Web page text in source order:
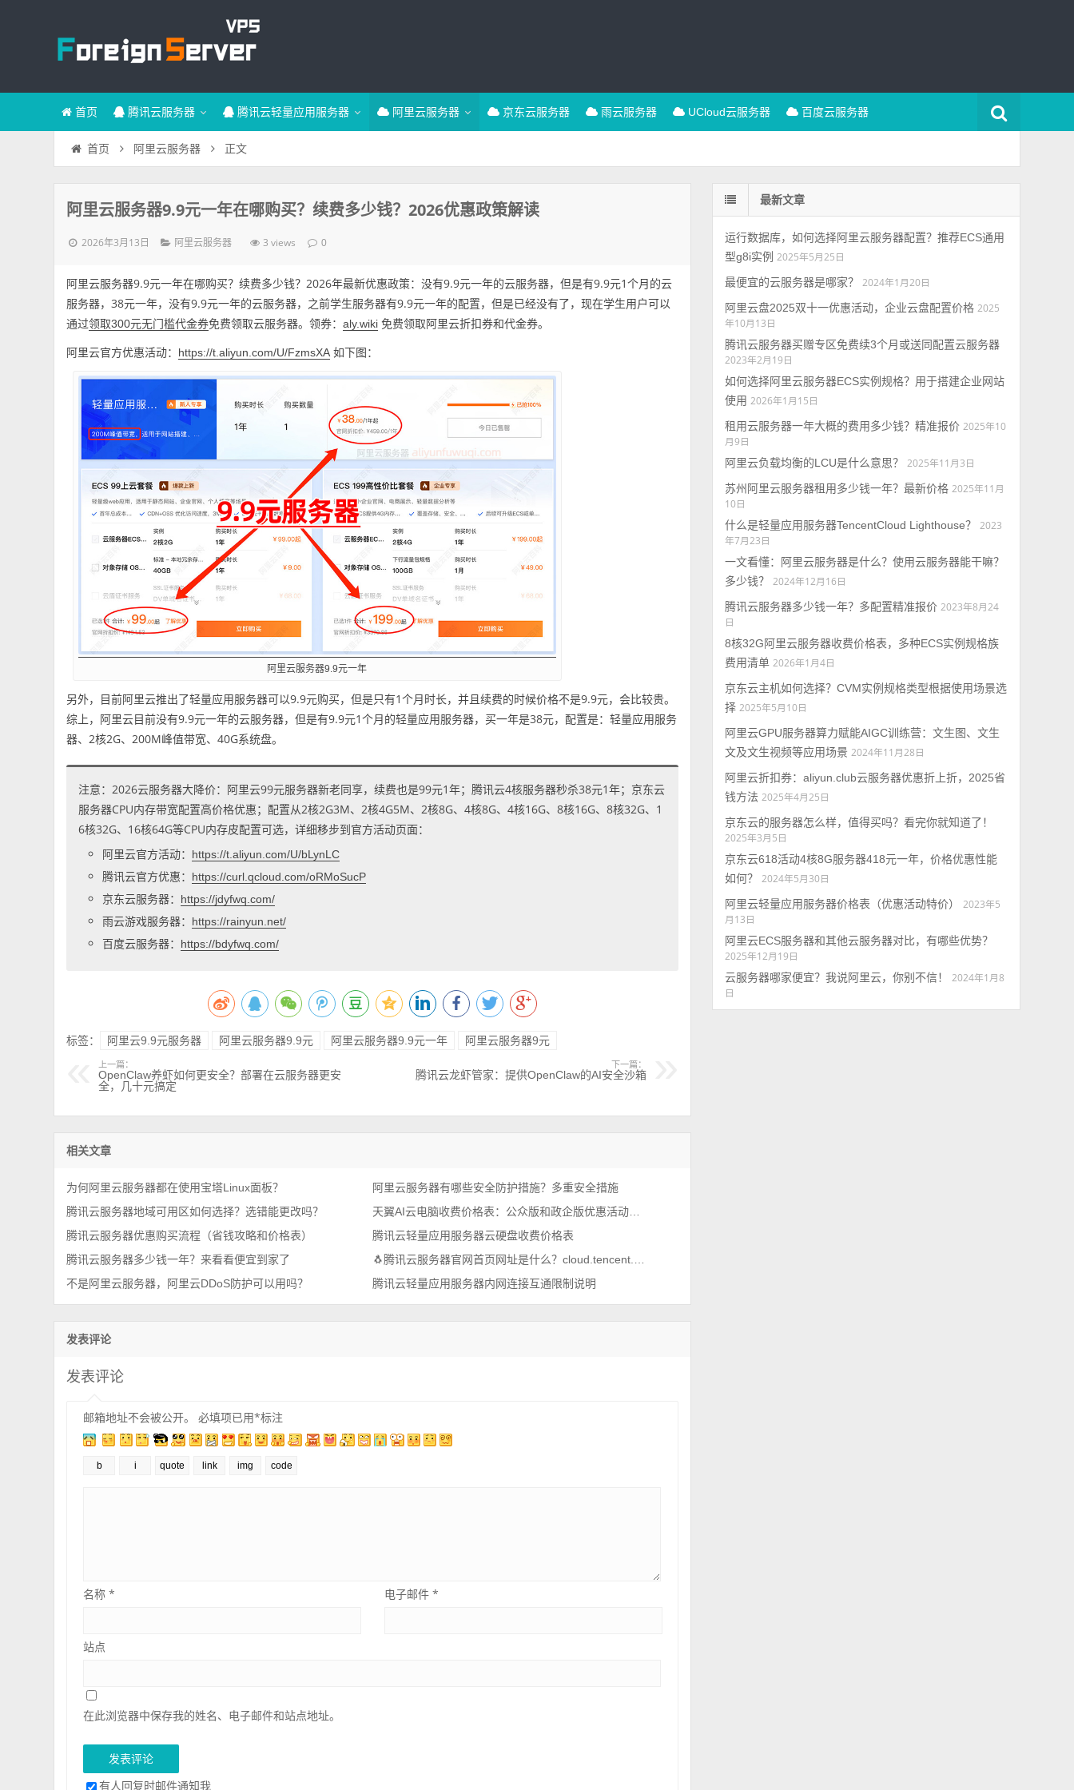
首页 腾讯云服务器 腾讯云轻量应用服务器 阿里云服务器 京东云服务器 雨云服务器 UCloud云服务器 百度云服务器
首页 阿里云服务器 正文
阿里云服务器9.9元一年在哪购买？续费多少钱？2026优惠政策解读
2026年3月13日 阿里云服务器 3 views 0
阿里云服务器9.9元一年在哪购买？续费多少钱？2026年最新优惠政策：没有9.9元一年的云服务器，但是有9.9元1个月的云
服务器，38元一年，没有9.9元一年的云服务器，之前学生服务器有9.9元一年的配置，但是已经没有了，现在学生用户可以
通过领取300元无门槛代金券免费领取云服务器。领券：aly.wiki 免费领取阿里云折扣券和代金券。
阿里云官方优惠活动：
https://t.aliyun.com/U/FzmsXA如下图：
阿里云服务器9.9元一年
另外，目前阿里云推出了轻量应用服务器可以9.9元购买，但是只有1个月时长，并且续费的时候价格不是9.9元，会比较贵。
综上，阿里云目前没有9.9元一年的云服务器，但是有9.9元1个月的轻量应用服务器，买一年是38元，配置是：轻量应用服务
器、2核2G、200M峰值带宽、40G系统盘。
注意：2026云服务器大降价：阿里云99元服务器新老同享，续费也是99元1年；腾讯云4核服务器秒杀38元1年；京东云
服务器CPU内存带宽配置高价格优惠；配置从2核2G3M、2核4G5M、2核8G、4核8G、4核16G、8核16G、8核32G、1
6核32G、16核64G等CPU内存皮配置可选，详细移步到官方活动页面：
阿里云官方活动：
https://t.aliyun.com/U/bLynLC
腾讯云官方优惠： https://curl.qcloud.com/oRMoSucP
京东云服务器： https://jdyfwq.com/
雨云游戏服务器： https://rainyun.net/
百度云服务器： https://bdyfwq.com/
标签： 阿里云9.9元服务器 阿里云服务器9.9元 阿里云服务器9.9元一年 阿里云服务器9元
上一篇：
OpenClaw养虾如何更安全？部署在云服务器更安
全，几十元搞定
下一篇：
腾讯云龙虾管家：提供OpenClaw的AI安全沙箱
相关文章
为何阿里云服务器都在使用宝塔Linux面板？
阿里云服务器有哪些安全防护措施？多重安全措施
腾讯云服务器地域可用区如何选择？选错能更改吗？
腾讯云服务器优惠购买流程（省钱攻略和价格表）
腾讯云轻量应用服务器云硬盘收费价格表
腾讯云服务器多少钱一年？来看看便宜到家了
不是阿里云服务器，阿里云DDoS防护可以用吗？
腾讯云轻量应用服务器内网连接互通限制说明
发表评论
发表评论
邮箱地址不会被公开。 必填项已用*标注
名称* 电子邮件 *
站点
在此浏览器中保存我的姓名、电子邮件和站点地址。
有人回复时邮件通知我
最新文章
运行数据库，如何选择阿里云服务器配置？推荐ECS通用
型g8i实例 2025年5月25日
最便宜的云服务器是哪家？
2024年1月20日
阿里云盘2025双十一优惠活动，企业云盘配置价格 2025
年10月13日
腾讯云服务器买赠专区免费续3个月或送同配置云服务器
2023年2月19日
如何选择阿里云服务器ECS实例规格？用于搭建企业网站
使用 2026年1月15日
租用云服务器一年大概的费用多少钱？精准报价 2025年10
月9日
阿里云负载均衡的LCU是什么意思？
2025年11月3日
苏州阿里云服务器租用多少钱一年？最新价格 2025年11月
10日
什么是轻量应用服务器TencentCloud Lighthouse？
2023
年7月23日
一文看懂：阿里云服务器是什么？使用云服务器能干嘛？
多少钱？
2024年12月16日
腾讯云服务器多少钱一年？多配置精准报价 2023年8月24
日
8核32G阿里云服务器收费价格表，多种ECS实例规格族
费用清单 2026年1月4日
京东云主机如何选择？CVM实例规格类型根据使用场景选
择 2025年5月10日
阿里云GPU服务器算力赋能AIGC训练营：文生图、文生
文及文生视频等应用场景 2024年11月28日
阿里云折扣券：aliyun.club云服务器优惠折上折，2025省
钱方法 2025年4月25日
京东云的服务器怎么样，值得买吗？看完你就知道了！
2025年3月5日
京东云618活动4核8G服务器418元一年，价格优惠性能
如何？
2024年5月30日
阿里云轻量应用服务器价格表（优惠活动特价）
2023年5
月13日
阿里云ECS服务器和其他云服务器对比，有哪些优势？
2025年12月19日
云服务器哪家便宜？我说阿里云，你别不信！
2024年1月8
日